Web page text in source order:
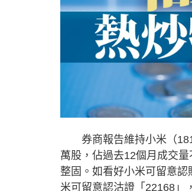
券商報告維持小米（
萬股，佔過去12個月成交
整固。如看好小米可留意
米可留意認沽證「22168」